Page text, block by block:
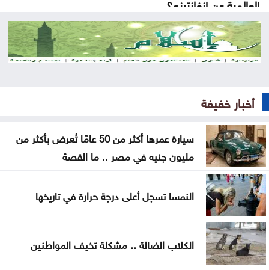
العالمية عن إنفانتينو؟
إسبانيا تسعى لاستضافة نهائي مونديال 2030 بدلًا من
المغرب
جنيه في مصر .. ما القصة
نقص الشرائح يلاحق آبل .. هل تتأثر أجهزة آيفون وماك؟
هل أصبحت الهواتف القابلة للطي مملة؟
5 إشارات قد يرسلها القلب قبل الجلطة .. لا تتجاهلها
العدو الخفي للمسافرين .. لماذا يرهقك اختلاف التوقيت
وداعا لعسر الهضم .. طرق منزلية بسيطة تمنح معدتك
الراحة
أخبار خفيفة
سيارة عمرها أكثر من 50 عامًا تُعرض بأكثر من
مليون جنيه في مصر .. ما القصة
النمسا تسجل أعلى درجة حرارة في تاريخها
الكلاب الضالة .. مشكلة تخيف المواطنين